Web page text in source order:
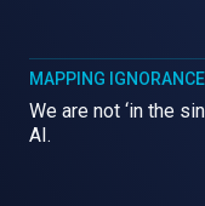
MAPPING IGNORANCE
We are not ‘in the
AI.